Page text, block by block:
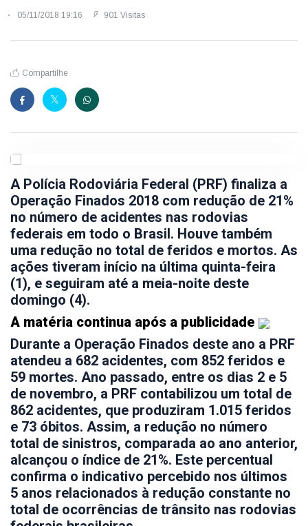
05/11/2018 19:16 901 Visitas
Compartilhe
A Polícia Rodoviária Federal (PRF) finaliza a
Operação Finados 2018 com redução de 21%
no número de acidentes nas rodovias
federais em todo o Brasil. Houve também
uma redução no total de feridos e mortos. As
ações tiveram início na última quinta-feira
(1), e seguiram até a meia-noite deste
domingo (4).
A matéria continua após a publicidade
Durante a Operação Finados deste ano a PRF
atendeu a 682 acidentes, com 852 feridos e
59 mortes. Ano passado, entre os dias 2 e 5
de novembro, a PRF contabilizou um total de
862 acidentes, que produziram 1.015 feridos
e 73 óbitos. Assim, a redução no número
total de sinistros, comparada ao ano anterior,
alcançou o índice de 21%. Este percentual
confirma o indicativo percebido nos últimos
5 anos relacionados à redução constante no
total de ocorrências de trânsito nas rodovias